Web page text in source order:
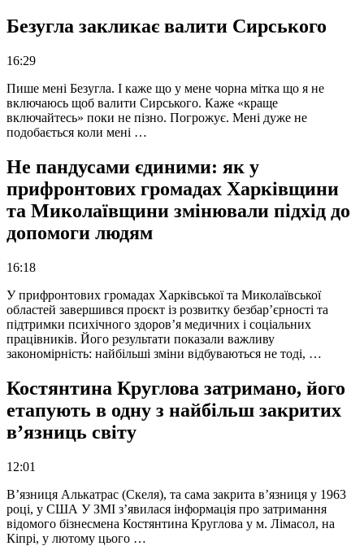
Безугла закликає валити Сирського
16:29
Пише мені Безугла. І каже що у мене чорна мітка що я не
включаюсь щоб валити Сирського. Каже «краще
включайтесь» поки не пізно. Погрожує. Мені дуже не
подобається коли мені …
Не пандусами єдиними: як у
прифронтових громадах Харківщини
та Миколаївщини змінювали підхід до
допомоги людям
16:18
У прифронтових громадах Харківської та Миколаївської
областей завершився проєкт із розвитку безбар’єрності та
підтримки психічного здоров’я медичних і соціальних
працівників. Його результати показали важливу
закономірність: найбільші зміни відбуваються не тоді, …
Костянтина Круглова затримано, його
етапують в одну з найбільш закритих
в’язниць світу
12:01
В’язниця Алькатрас (Скеля), та сама закрита в’язниця у 1963
році, у США У ЗМІ з’явилася інформація про затримання
відомого бізнесмена Костянтина Круглова у м. Лімасол, на
Кіпрі, у лютому цього …